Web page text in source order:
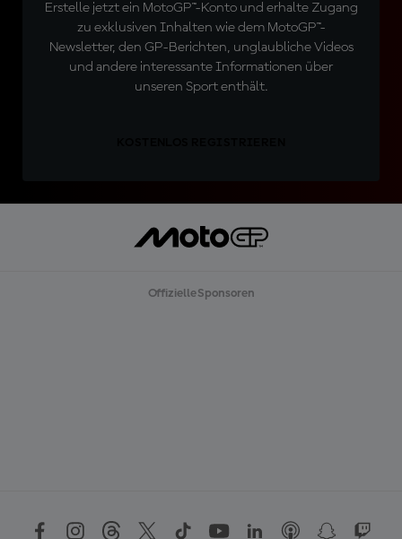
Erstelle jetzt ein MotoGP™-Konto und erhalte Zugang
zu exklusiven Inhalten wie dem MotoGP™-
Newsletter, den GP-Berichten, unglaubliche Videos
und andere interessante Informationen über
unseren Sport enthält.
Offizielle Sponsoren